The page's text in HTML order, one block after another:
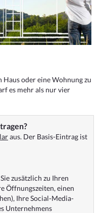
oder eine Wohnung zu
es mehr als nur vier
aus. Der Basis-Eintrag ist
zusätzlich zu Ihren
Öffnungszeiten, einen
Ihre Social-Media-
Unternehmens